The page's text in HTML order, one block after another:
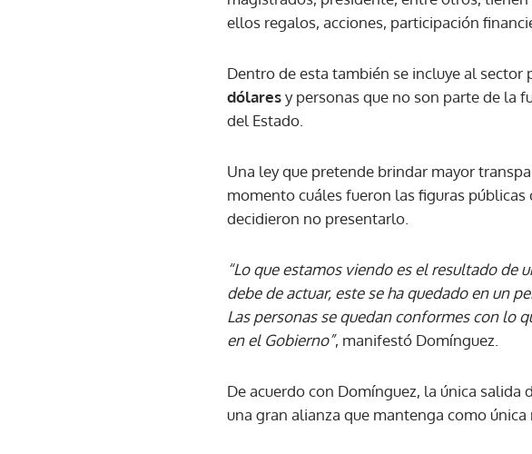
Gracias
ellos regalos, acciones, participación
Dentro de esta también se incluye al
dólaresy personas que no son parte de la
del Estado.
Una ley que pretende brindar mayor
momento cuáles fueron las figuras
decidieron no presentarlo.
“Lo que estamos viendo es el resultado de
debe de actuar, este se ha quedado en un
Las personas se quedan conformes con lo
en el Gobierno”, manifestó Domínguez.
De acuerdo con Domínguez, la única
una gran alianza que mantenga como única